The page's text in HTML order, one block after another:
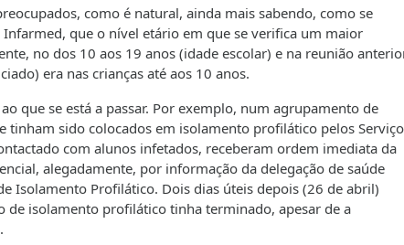
como é natural, ainda mais sabendo, como se
que o nível etário em que se verifica um maior
no dos 10 aos 19 anos (idade escolar) e na reunião
era nas crianças até aos 10 anos.
que se está a passar. Por exemplo, num agrupamento de
tinham sido colocados em isolamento profilático pelos
com alunos infetados, receberam ordem imediata da
alegadamente, por informação da delegação de saúde
Isolamento Profilático. Dois dias úteis depois (26 de abril)
de isolamento profilático tinha terminado, apesar de a